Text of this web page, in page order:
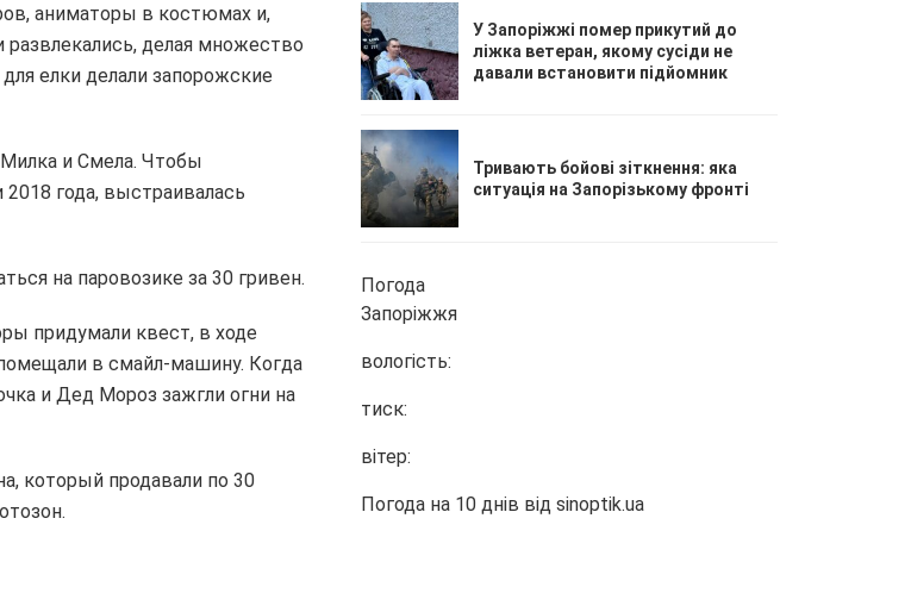
аниматоры в костюмах и,
делая множество
елки делали запорожские
и Смела. Чтобы
года, выстраивалась
на паровозике за 30 гривен.
придумали квест, в ходе
в смайл-машину. Когда
и Дед Мороз зажгли огни на
который продавали по 30
У Запоріжжі помер прикутий до
ліжка ветеран, якому сусіди не
давали встановити підйомник
Тривають бойові зіткнення: яка
ситуація на Запорізькому фронті
Погода
Запоріжжя
вологість:
тиск:
вітер:
Погода на 10 днів від sinoptik.ua